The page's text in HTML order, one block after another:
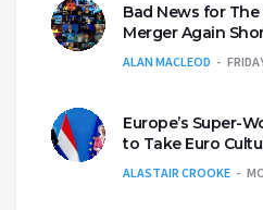
Bad News for
Merger Again
ALAN MACLEOD
Europe’s Super-
to Take Euro
ALASTAIR CROOKE